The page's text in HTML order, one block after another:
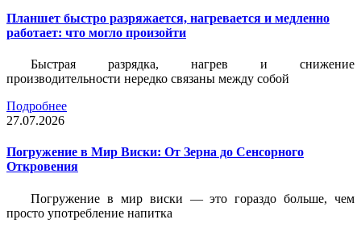
Планшет быстро разряжается, нагревается и медленно
работает: что могло произойти
Быстрая разрядка, нагрев и снижение
производительности нередко связаны между собой
Подробнее
27.07.2026
Погружение в Мир Виски: От Зерна до Сенсорного
Откровения
Погружение в мир виски — это гораздо больше, чем
просто употребление напитка